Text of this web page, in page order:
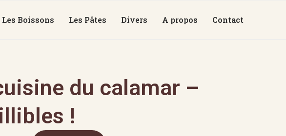
Les Boissons Les Pâtes Divers A propos Contact
du calamar –
!